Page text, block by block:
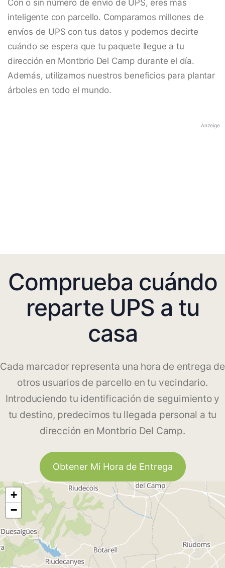
Con o sin número de envío de UPS, eres más
inteligente con parcello. Comparamos millones de
envíos de UPS con tus datos y podemos decirte
cuándo se espera que tu paquete llegue a tu
dirección en Montbrio Del Camp durante el día.
Además, utilizamos nuestros beneficios para plantar
árboles en todo el mundo.
Anzeige
Comprueba cuándo
reparte UPS a tu
casa
Cada marcador representa una hora de entrega de
otros usuarios de parcello en tu vecindario.
Introduciendo tu identificación de seguimiento y
tu destino, predecimos tu llegada personal a tu
dirección en Montbrio Del Camp.
Obtener Mi Hora de Entrega
+
−